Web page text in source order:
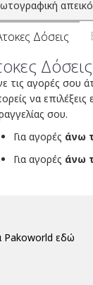
Δόσεις
τις αγορές σου
να
σου.
Για αγορές άνω
Για αγορές άνω
Pakoworld εδώ